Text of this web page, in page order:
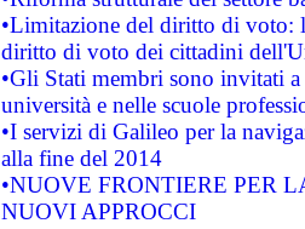
•Limitazione del diritto di voto:
diritto di voto dei cittadini
•Gli Stati membri sono invitati
università e nelle scuole
•I servizi di Galileo per la
alla fine del 2014
•NUOVE FRONTIERE PER
NUOVI APPROCCI